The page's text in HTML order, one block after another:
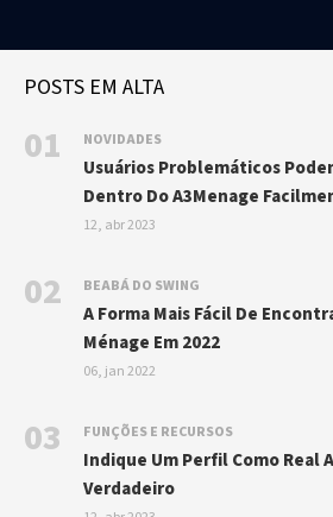
POSTS EM ALTA
01 NOVIDADES
Usuários Problemáticos
Dentro Do A3Menage
12, abr 2023
02 BEABÁ DO SWING
A Forma Mais Fácil De
Ménage Em 2022
06, jan 2022
03 FUNÇÕES E RECURSOS
Indique Um Perfil Como Real
Verdadeiro